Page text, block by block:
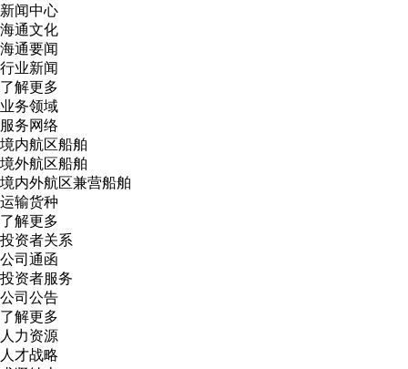
新闻中心
海通文化
海通要闻
行业新闻
了解更多
业务领域
服务网络
境内航区船舶
境外航区船舶
境内外航区兼营船舶
运输货种
了解更多
投资者关系
公司通函
投资者服务
公司公告
了解更多
人力资源
人才战略